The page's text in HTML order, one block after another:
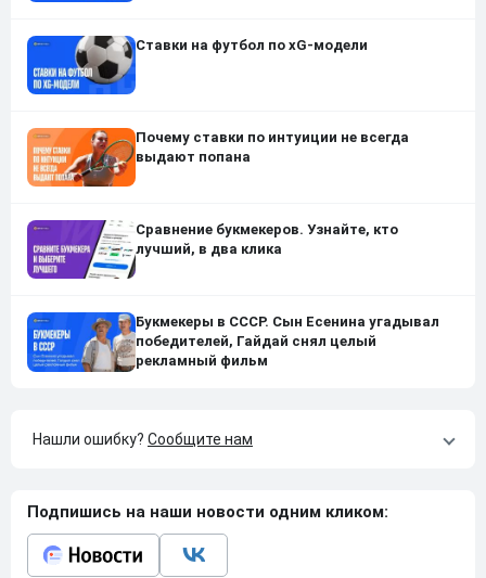
Ставки на футбол по xG-модели
Почему ставки по интуиции не всегда
выдают попана
Сравнение букмекеров. Узнайте, кто
лучший, в два клика
Букмекеры в СССР. Сын Есенина угадывал
победителей, Гайдай снял целый
рекламный фильм
Нашли ошибку? Сообщите нам
Подпишись на наши новости одним кликом: